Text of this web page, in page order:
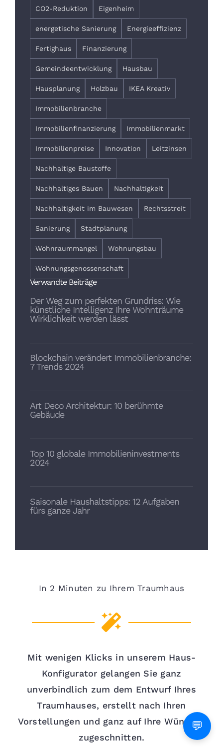
CO2-Reduktion Eigenheim
energetische Sanierung Energieeffizienz
Fertighaus Finanzierung
Gemeindeentwicklung Hausbau
Hausplanung Holzbau IKEA Kreativ
Immobilienbranche
Immobilienfinanzierung Immobilienmarkt
Immobilienpreise Innovation Leitzinsen
Nachhaltige Baustoffe
Nachhaltiges Bauen Nachhaltigkeit
Nachhaltigkeit im Bauwesen Rechtsstreit
Sanierung Stadtplanung
Wohnraummangel Wohnungsbau
Wohnungsgenossenschaft
Verwandte Beiträge
Der Weg zum perfekten Grundriss: Wie
künstliche Intelligenz Ihre Wohnträume
Wirklichkeit werden lässt
Blockchain verändert Immobilienbranche:
7 Trends 2024
Art Deco Architektur: 10 berühmte
Gebäude
Top 10 globale Immobilieninvestments
2024
Saisonale Haushaltstipps: 12 Aufgaben
fürs ganze Jahr
In 2 Minuten zu Ihrem Traumhaus
Mit wenigen Klicks in unserem Haus-
Konfigurator gelangen Sie ganz
unverbindlich zum dem Entwurf Ihres
Traumhauses, erstellt nach Ihren
Vorstellungen und ganz auf Ihre Wünsche
zugeschnitten.
💬